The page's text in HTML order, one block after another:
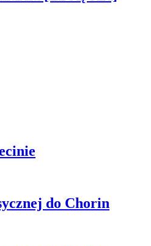
do Chorin